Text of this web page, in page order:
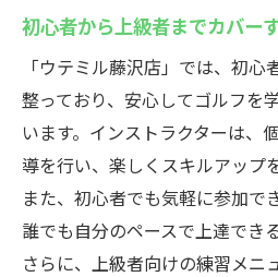
初心者から上級者までカバー
「ウテミル藤沢店」では、初
整っており、安心してゴルフを
います。インストラクターは、
導を行い、楽しくスキルアップ
また、初心者でも気軽に参加で
誰でも自分のペースで上達でき
さらに、上級者向けの練習メニ